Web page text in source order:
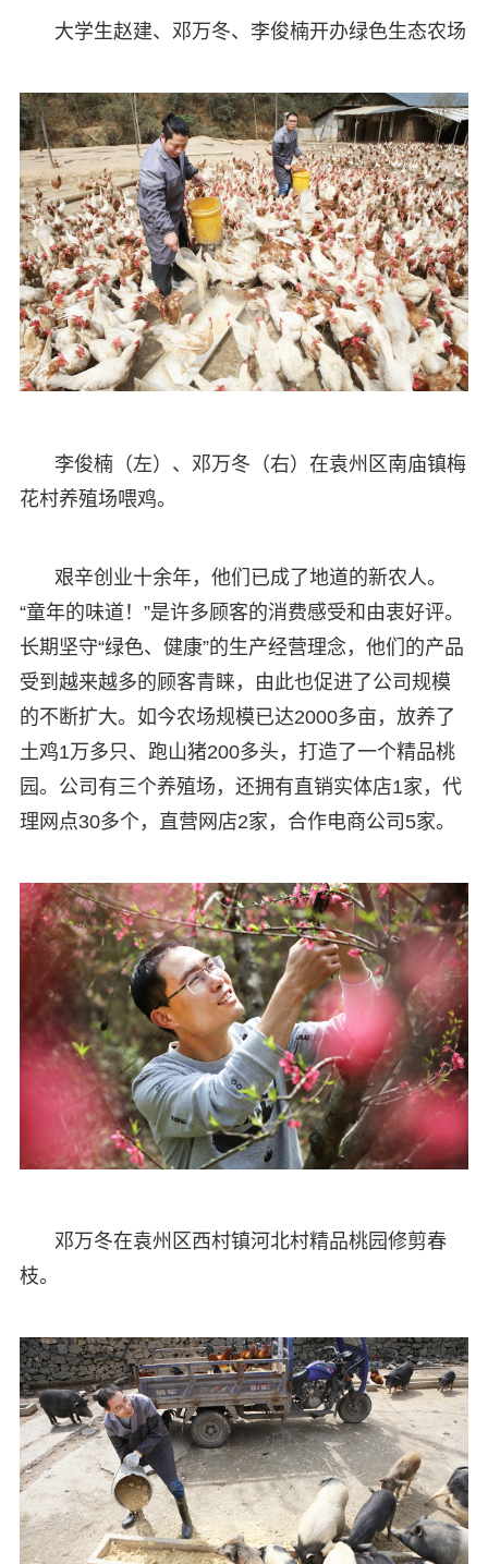
大学生赵建、邓万冬、李俊楠开办绿色生态农场
李俊楠（左）、邓万冬（右）在袁州区南庙镇梅
花村养殖场喂鸡。
艰辛创业十余年，他们已成了地道的新农人。
“童年的味道！”是许多顾客的消费感受和由衷好评。
长期坚守“绿色、健康”的生产经营理念，他们的产品
受到越来越多的顾客青睐，由此也促进了公司规模
的不断扩大。如今农场规模已达2000多亩，放养了
土鸡1万多只、跑山猪200多头，打造了一个精品桃
园。公司有三个养殖场，还拥有直销实体店1家，代
理网点30多个，直营网店2家，合作电商公司5家。
邓万冬在袁州区西村镇河北村精品桃园修剪春
枝。